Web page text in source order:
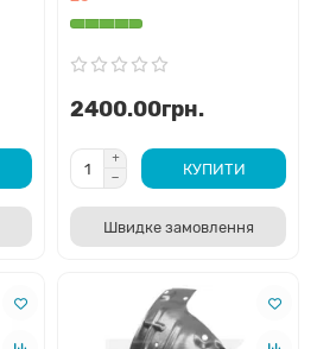
2400.00грн.
КУПИТИ
Швидке замовлення